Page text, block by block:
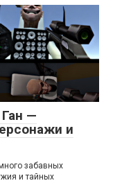
—
и
забавных
и тайных